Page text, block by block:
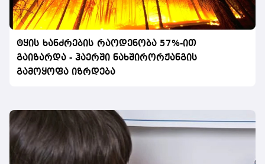
ტყის ხანძრების რაოდენობა 57%-ით
გაიზარდა - ჰაერში ნახშირორჟანგის
გამოყოფა იზრდება